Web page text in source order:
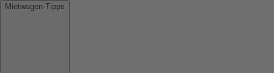
Mietwagen-Tipps